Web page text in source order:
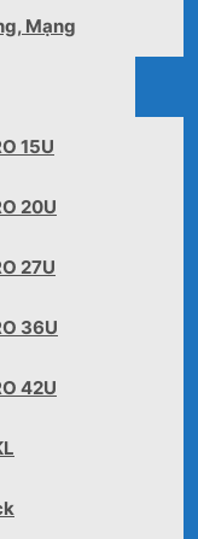
Mạng
15U
20U
27U
36U
42U